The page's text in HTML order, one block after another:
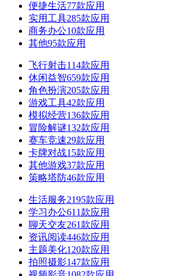
便捷生活77款应用
实用工具285款应用
商务办公10款应用
其他95款应用
飞行射击114款应用
休闲益智659款应用
角色扮演205款应用
游戏工具42款应用
模拟经营136款应用
冒险解谜132款应用
赛车竞速29款应用
卡牌对战15款应用
其他游戏37款应用
策略塔防46款应用
生活服务2195款应用
学习办公611款应用
聊天交友261款应用
资讯阅读446款应用
主题美化120款应用
拍照摄影147款应用